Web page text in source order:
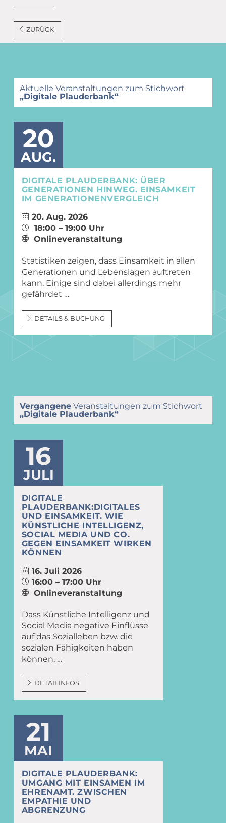
ZURÜCK
Aktuelle Veranstaltungen zum Stichwort
„Digitale Plauderbank“
20
AUG.
DIGITALE PLAUDERBANK: ÜBER
GENERATIONEN HINWEG. EINSAMKEIT
IM GENERATIONENVERGLEICH
20. Aug. 2026
18:00 – 19:00 Uhr
Onlineveranstaltung
Statistiken zeigen, dass Einsamkeit in allen
Generationen und Lebenslagen auftreten
kann. Einige sind dabei allerdings mehr
gefährdet …
DETAILS & BUCHUNG
VergangeneVeranstaltungen zum Stichwort
„Digitale Plauderbank“
16
JULI
DIGITALE
PLAUDERBANK:DIGITALES
UND EINSAMKEIT. WIE
KÜNSTLICHE INTELLIGENZ,
SOCIAL MEDIA UND CO.
GEGEN EINSAMKEIT WIRKEN
KÖNNEN
16. Juli 2026
16:00 – 17:00 Uhr
Onlineveranstaltung
Dass Künstliche Intelligenz und
Social Media negative Einflüsse
auf das Sozialleben bzw. die
sozialen Fähigkeiten haben
können, …
DETAILINFOS
21
MAI
DIGITALE PLAUDERBANK:
UMGANG MIT EINSAMEN IM
EHRENAMT. ZWISCHEN
EMPATHIE UND
ABGRENZUNG